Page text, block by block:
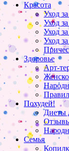
Красота
Уход
Уход
Уход
Уход
Здоровье
Арт-
Похудей!
Диеты
Семья